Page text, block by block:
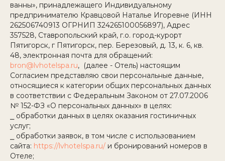
ванны», принадлежащего Индивидуальному
предпринимателю Кравцовой Наталье Игоревне (ИНН
262506740913 ОГРНИП 324265100056897), Адрес
357528, Ставропольский край, г.о. город-курорт
Пятигорск, г Пятигорск, пер. Березовый, д. 13, к. 6, кв.
48, электронная почта для обращений:
bron@lvhotelspa.ru, (далее - Отель) настоящим
Согласием представляю свои персональные данные,
относящиеся к категории общих персональных данных
в соответствии с Федеральным Законом от 27.07.2006
№ 152-ФЗ «О персональных данных» в целях:
⎯ обработки данных в целях оказания гостиничных
услуг;
⎯ обработки заявок, в том числе с использованием
сайта: https://lvhotelspa.ru/ и бронирований номеров в
Отеле;